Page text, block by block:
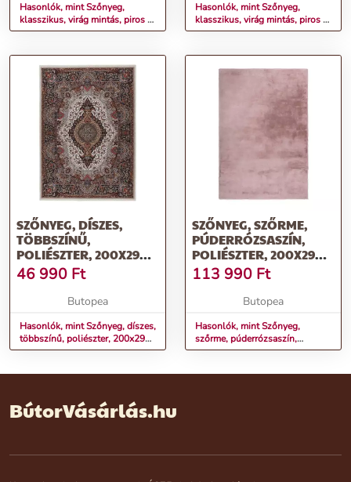
Hasonlók, mint Szőnyeg,
klasszikus, virág mintás, piros -
fehér, poliészter, 200x290 cm -
Hasonlók, mint Szőnyeg,
klasszikus, virág mintás, piros -
fekete, poliészter, 200x290 cm -
SZŐNYEG, DÍSZES,
TÖBBSZÍNŰ,
POLIÉSZTER, 200X290
CM - CHANSON D'OCRE
46 990 Ft
Butopea
Hasonlók, mint Szőnyeg, díszes,
többszínű, poliészter, 200x290
cm - CHANSON D'OCRE
SZŐNYEG, SZŐRME,
PÚDERRÓZSASZÍN,
POLIÉSZTER, 200X290
CM - DOUCEUR
113 990 Ft
Butopea
Hasonlók, mint Szőnyeg,
szőrme, púderrózsaszín,
poliészter, 200x290 cm -
BútorVásárlás.hu